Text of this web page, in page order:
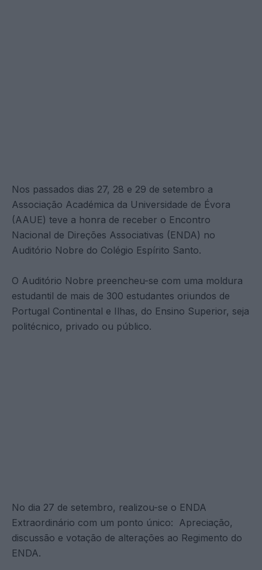
Nos passados dias 27, 28 e 29 de setembro a
Associação Académica da Universidade de Évora
(AAUE) teve a honra de receber o Encontro
Nacional de Direções Associativas (ENDA) no
Auditório Nobre do Colégio Espírito Santo.
O Auditório Nobre preencheu-se com uma moldura
estudantil de mais de 300 estudantes oriundos de
Portugal Continental e Ilhas, do Ensino Superior, seja
politécnico, privado ou público.
No dia 27 de setembro, realizou-se o ENDA
Extraordinário com um ponto único: Apreciação,
discussão e votação de alterações ao Regimento do
ENDA.